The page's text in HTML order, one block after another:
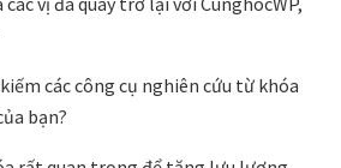
các công cụ nghiên cứu từ khóa
bạn?